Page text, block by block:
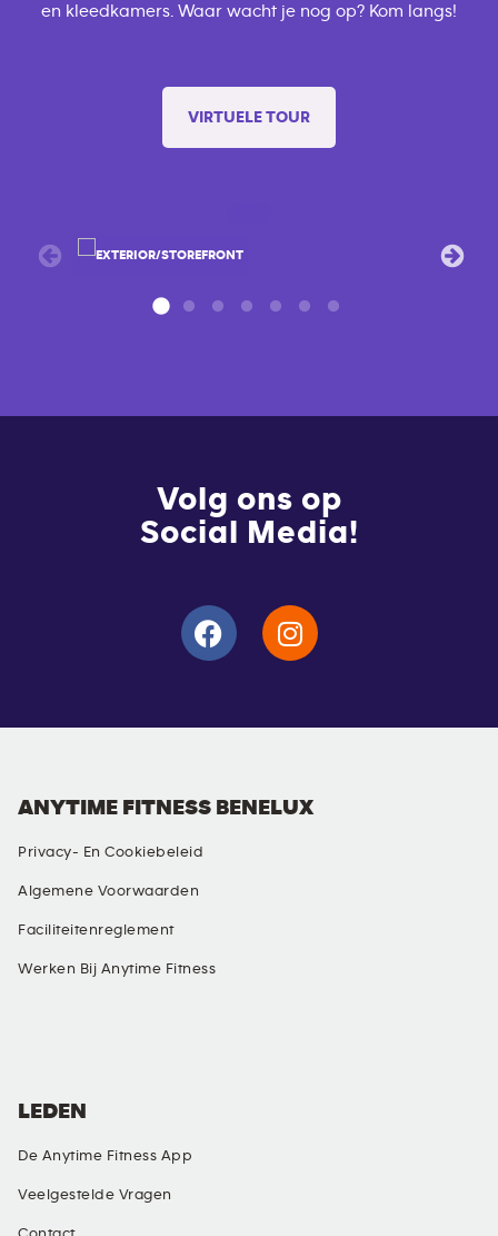
en kleedkamers. Waar wacht je nog op? Kom langs!
VIRTUELE TOUR
Volg ons op
Social Media!
ANYTIME FITNESS BENELUX
Privacy- En Cookiebeleid
Algemene Voorwaarden
Faciliteitenreglement
Werken Bij Anytime Fitness
LEDEN
De Anytime Fitness App
Veelgestelde Vragen